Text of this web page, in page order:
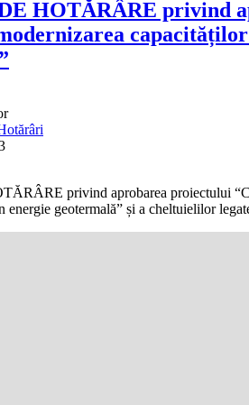
HOTĂRÂRE privind
privind aprobarea proiectului
energie geotermală” și a cheltuielilor